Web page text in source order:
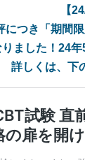
【
につき「期間
ました！24
詳しくは、下